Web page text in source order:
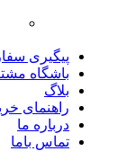
پیگیری سفارش
باشگاه مشتریان
بلاگ
راهنمای خرید
درباره ما
تماس باما